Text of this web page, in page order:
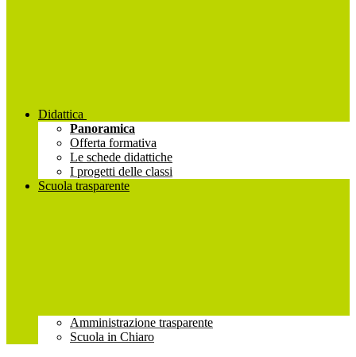
Didattica
Panoramica
Offerta formativa
Le schede didattiche
I progetti delle classi
Scuola trasparente
Amministrazione trasparente
Scuola in Chiaro